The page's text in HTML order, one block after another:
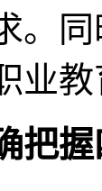
。
业
把